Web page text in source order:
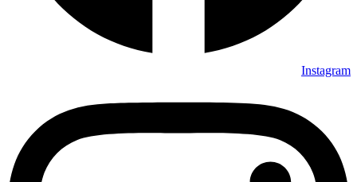
Instagram